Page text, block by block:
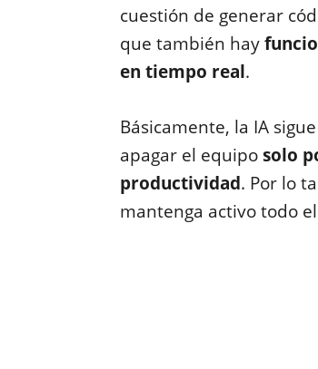
cuestión de generar
que también hay
en tiempo real.
Básicamente, la IA
apagar el equiposolo
productividad. Por lo
mantenga activo todo